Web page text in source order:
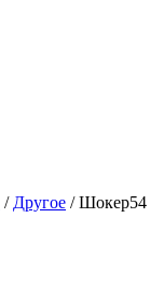
/ Другое /Шокер54